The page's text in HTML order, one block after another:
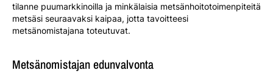
tilanne puumarkkinoilla ja minkälaisia metsänhoitotoimenpiteitä
metsäsi seuraavaksi kaipaa, jotta tavoitteesi
metsänomistajana toteutuvat.
Metsänomistajan edunvalvonta